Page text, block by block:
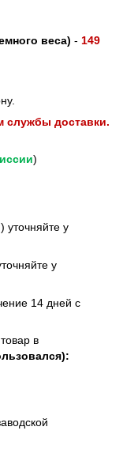
веса) - 149
службы доставки.
)
) уточняйте у
у
14 дней с
в